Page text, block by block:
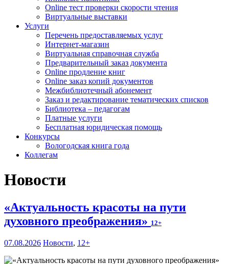
Online тест проверки скорости чтения
Виртуальные выставки
Услуги
Перечень предоставляемых услуг
Интернет-магазин
Виртуальная справочная служба
Предварительный заказ документа
Online продление книг
Online заказ копий документов
Межбиблиотечный абонемент
Заказ и редактирование тематических списков
Библиотека – педагогам
Платные услуги
Бесплатная юридическая помощь
Конкурсы
Вологодская книга года
Коллегам
Новости
«Актуальность красоты на пути
духовного преображения» 12+
07.08.2026 Новости, 12+